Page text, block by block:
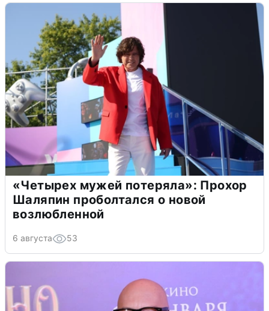
«Четырех мужей потеряла»: Прохор
Шаляпин проболтался о новой
возлюбленной
6 августа 53